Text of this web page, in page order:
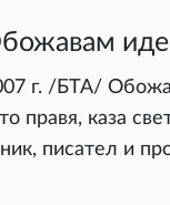
г. /БТА/
правя, каза
писател и